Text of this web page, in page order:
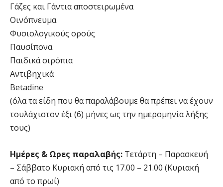
Γάζες και Γάντια αποστειρωμένα
Οινόπνευμα
Φυσιολογικούς ορούς
Παυσίπονα
Παιδικά σιρόπια
Αντιβηχικά
Betadine
(όλα τα είδη που θα παραλάβουμε θα πρέπει να έχουν
τουλάχιστον έξι (6) μήνες ως την ημερομηνία λήξης
τους)
Ημέρες & Ωρες παραλαβής: Τετάρτη – Παρασκευή
– Σάββατο Κυριακή από τις 17.00 – 21.00 (Κυριακή
από το πρωί)